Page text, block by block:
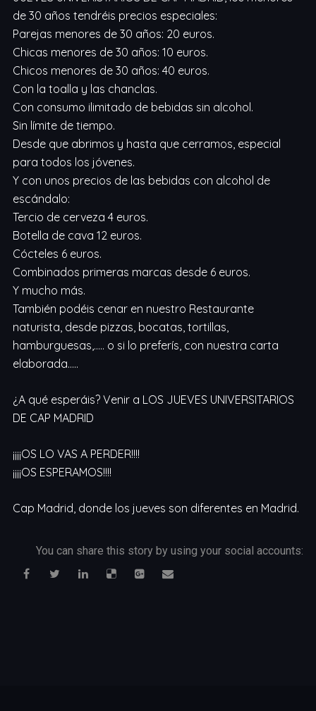
de 30 años tendréis precios especiales:
Parejas menores de 30 años: 20 euros.
Chicas menores de 30 años: 10 euros.
Chicos menores de 30 años: 40 euros.
Con la toalla y las chanclas.
Con consumo ilimitado de bebidas sin alcohol.
Sin límite de tiempo.
Desde que abrimos y hasta que cerramos, especial
para todos los jóvenes.
Y con unos precios de las bebidas con alcohol de
escándalo:
Tercio de cerveza 4 euros.
Botella de cava 12 euros.
Cócteles 6 euros.
Combinados primeras marcas desde 6 euros.
Y mucho más.
También podéis cenar en nuestro Restaurante
naturista, desde pizzas, bocatas, tortillas,
hamburguesas,….. o si lo preferís, con nuestra carta
elaborada…..
¿A qué esperáis? Venir a LOS JUEVES UNIVERSITARIOS
DE CAP MADRID
¡¡¡¡OS LO VAS A PERDER!!!!
¡¡¡¡OS ESPERAMOS!!!!
Cap Madrid, donde los jueves son diferentes en Madrid.
You can share this story by using your social accounts: